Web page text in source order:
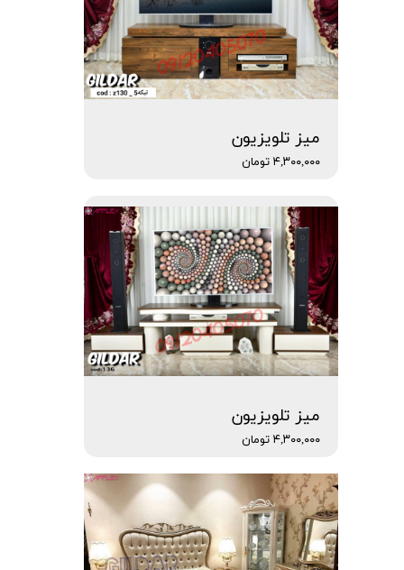
میز تلویزیون
۴,۳۰۰,۰۰۰ تومان
میز تلویزیون
۴,۳۰۰,۰۰۰ تومان